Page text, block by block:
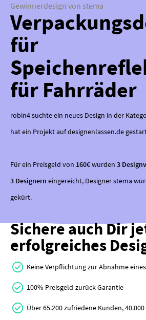
Gewinnerdesign von stema
für
für Fahrräder
robin4 suchte ein neues Design in der
hat ein Projekt auf designenlassen.de
Für ein Preisgeld von 160€wurden 3
3 Designern eingereicht, Designer stema
gekürt.
Sichere auch Dir
erfolgreiches
Keine Verpflichtung zur Abnahme
100% Preisgeld-zurück-Garantie
Über 65.200 zufriedene Kunden,